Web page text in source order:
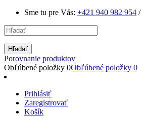
Sme tu pre Vás: +421 940 982 954 /
Hľadať
Porovnanie produktov
Obľúbené položky 0Obľúbené položky 0
Prihlásiť
Zaregistrovať
Košík